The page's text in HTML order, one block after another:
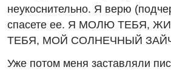
неукоснительно. Я верю
спасете ее. Я МОЛЮ ТЕБЯ,
ТЕБЯ, МОЙ СОЛНЕЧНЫЙ
Уже потом меня заставляли